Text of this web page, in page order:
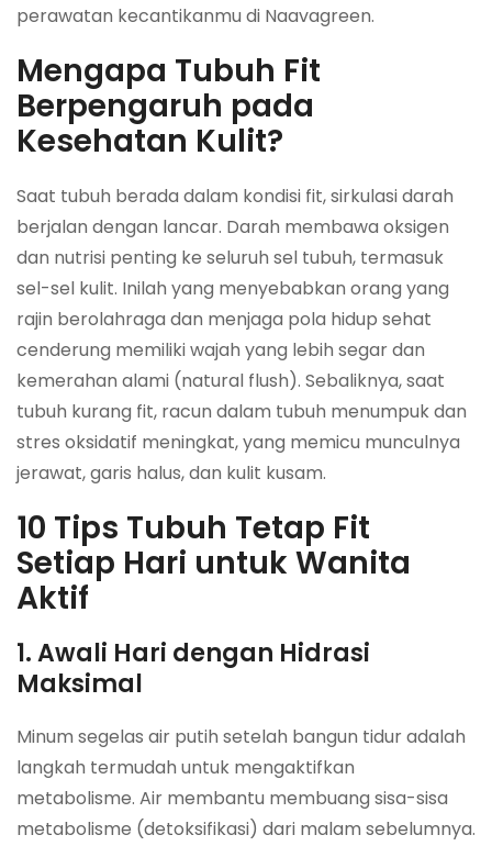
perawatan kecantikanmu di Naavagreen.
Mengapa Tubuh Fit
Berpengaruh pada
Kesehatan Kulit?
Saat tubuh berada dalam kondisi fit, sirkulasi darah
berjalan dengan lancar. Darah membawa oksigen
dan nutrisi penting ke seluruh sel tubuh, termasuk
sel-sel kulit. Inilah yang menyebabkan orang yang
rajin berolahraga dan menjaga pola hidup sehat
cenderung memiliki wajah yang lebih segar dan
kemerahan alami (natural flush). Sebaliknya, saat
tubuh kurang fit, racun dalam tubuh menumpuk dan
stres oksidatif meningkat, yang memicu munculnya
jerawat, garis halus, dan kulit kusam.
10 Tips Tubuh Tetap Fit
Setiap Hari untuk Wanita
Aktif
1. Awali Hari dengan Hidrasi
Maksimal
Minum segelas air putih setelah bangun tidur adalah
langkah termudah untuk mengaktifkan
metabolisme. Air membantu membuang sisa-sisa
metabolisme (detoksifikasi) dari malam sebelumnya.